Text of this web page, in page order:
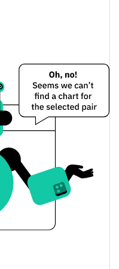
$0.00031212838
$0.00031212838 /
$0.00031170414
$502.84953
Coin